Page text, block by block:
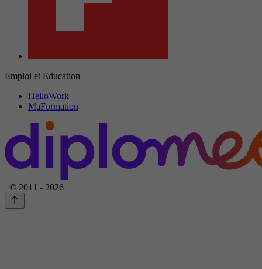
Emploi et Education
HelloWork
MaFormation
© 2011 - 2026